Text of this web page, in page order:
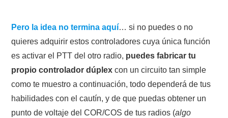
Pero la idea no termina aquí… si no puedes o no
quieres adquirir estos controladores cuya única función
es activar el PTT del otro radio, puedes fabricar tu
propio controlador dúplex con un circuito tan simple
como te muestro a continuación, todo dependerá de tus
habilidades con el cautín, y de que puedas obtener un
punto de voltaje del COR/COS de tus radios (algo